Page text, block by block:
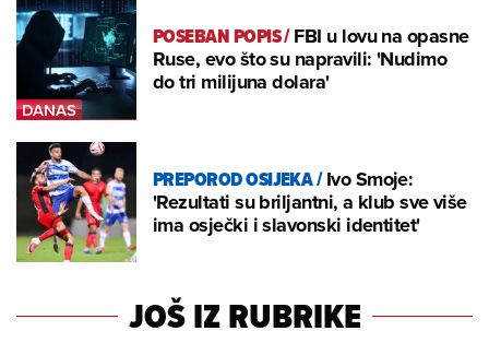
POSEBAN POPIS/FBI u lovu na opasne
Ruse, evo što su napravili: 'Nudimo
do tri milijuna dolara'
PREPOROD OSIJEKA/Ivo Smoje:
'Rezultati su briljantni, a klub sve više
ima osječki i slavonski identitet'
JOŠ IZ RUBRIKE